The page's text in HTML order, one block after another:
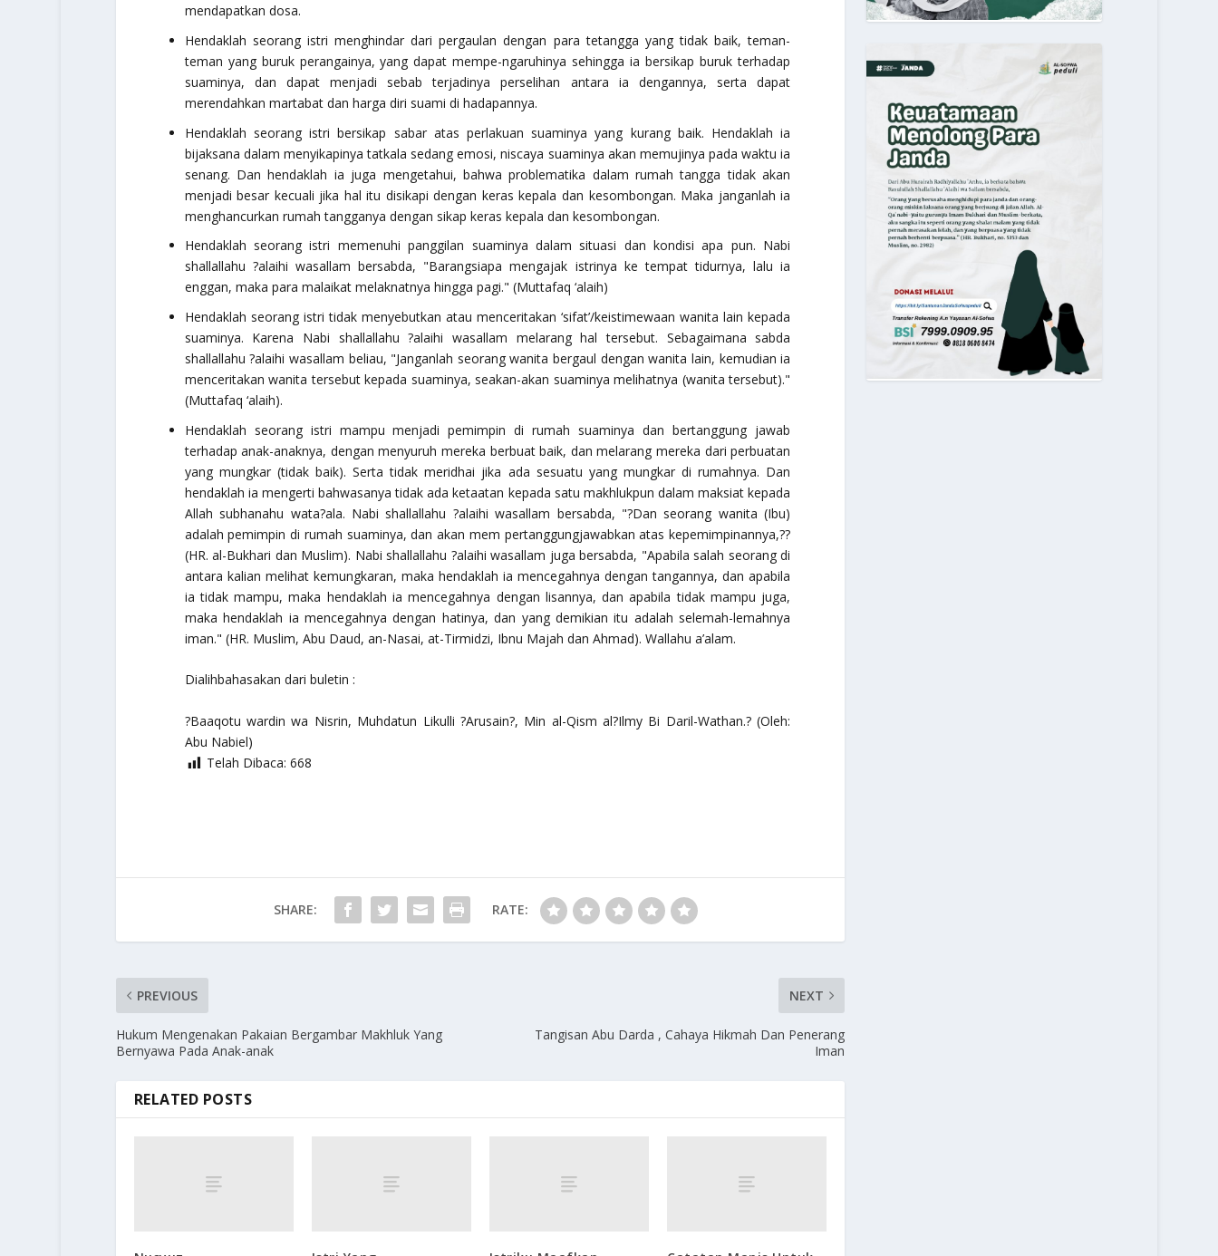
mendapatkan dosa.
Hendaklah seorang istri menghindar dari pergaulan dengan para tetangga yang tidak baik, teman-
teman yang buruk perangainya, yang dapat mempe-ngaruhinya sehingga ia bersikap buruk terhadap
suaminya, dan dapat menjadi sebab terjadinya perselihan antara ia dengannya, serta dapat
merendahkan martabat dan harga diri suami di hadapannya.
Hendaklah seorang istri bersikap sabar atas perlakuan suaminya yang kurang baik. Hendaklah ia
bijaksana dalam menyikapinya tatkala sedang emosi, niscaya suaminya akan memujinya pada waktu ia
senang. Dan hendaklah ia juga mengetahui, bahwa problematika dalam rumah tangga tidak akan
menjadi besar kecuali jika hal itu disikapi dengan keras kepala dan kesombongan. Maka janganlah ia
menghancurkan rumah tangganya dengan sikap keras kepala dan kesombongan.
Hendaklah seorang istri memenuhi panggilan suaminya dalam situasi dan kondisi apa pun. Nabi
shallallahu ?alaihi wasallam bersabda, "Barangsiapa mengajak istrinya ke tempat tidurnya, lalu ia
enggan, maka para malaikat melaknatnya hingga pagi." (Muttafaq ‘alaih)
Hendaklah seorang istri tidak menyebutkan atau menceritakan ‘sifat’/keistimewaan wanita lain kepada
suaminya. Karena Nabi shallallahu ?alaihi wasallam melarang hal tersebut. Sebagaimana sabda
shallallahu ?alaihi wasallam beliau, "Janganlah seorang wanita bergaul dengan wanita lain, kemudian ia
menceritakan wanita tersebut kepada suaminya, seakan-akan suaminya melihatnya (wanita tersebut)."
(Muttafaq ‘alaih).
Hendaklah seorang istri mampu menjadi pemimpin di rumah suaminya dan bertanggung jawab
terhadap anak-anaknya, dengan menyuruh mereka berbuat baik, dan melarang mereka dari perbuatan
yang mungkar (tidak baik). Serta tidak meridhai jika ada sesuatu yang mungkar di rumahnya. Dan
hendaklah ia mengerti bahwasanya tidak ada ketaatan kepada satu makhlukpun dalam maksiat kepada
Allah subhanahu wata?ala. Nabi shallallahu ?alaihi wasallam bersabda, "?Dan seorang wanita (Ibu)
adalah pemimpin di rumah suaminya, dan akan mem pertanggungjawabkan atas kepemimpinannya,??
(HR. al-Bukhari dan Muslim). Nabi shallallahu ?alaihi wasallam juga bersabda, "Apabila salah seorang di
antara kalian melihat kemungkaran, maka hendaklah ia mencegahnya dengan tangannya, dan apabila
ia tidak mampu, maka hendaklah ia mencegahnya dengan lisannya, dan apabila tidak mampu juga,
maka hendaklah ia mencegahnya dengan hatinya, dan yang demikian itu adalah selemah-lemahnya
iman." (HR. Muslim, Abu Daud, an-Nasai, at-Tirmidzi, Ibnu Majah dan Ahmad). Wallahu a’alam.
Dialihbahasakan dari buletin :
?Baaqotu wardin wa Nisrin, Muhdatun Likulli ?Arusain?, Min al-Qism al?Ilmy Bi Daril-Wathan.? (Oleh:
Abu Nabiel)
Telah Dibaca: 668
SHARE: RATE:
PREVIOUS
Hukum Mengenakan Pakaian Bergambar Makhluk Yang
Bernyawa Pada Anak-anak
NEXT
Tangisan Abu Darda , Cahaya Hikmah Dan Penerang
Iman
RELATED POSTS